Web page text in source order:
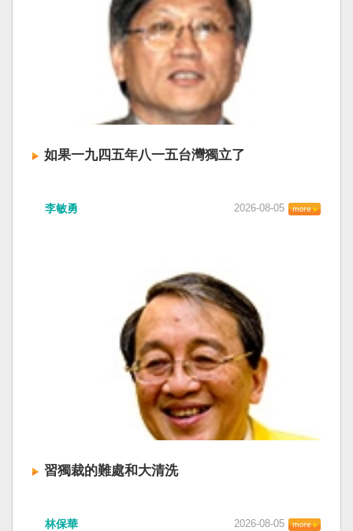
如果一九四五年八一五台灣獨立了
李敏勇 2026-08-05
習獨裁的難處和大清洗
林保華 2026-08-05